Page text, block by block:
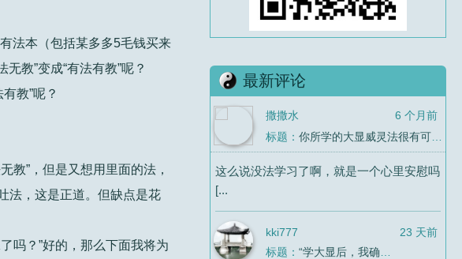
法本（包括某多多5毛钱买来
教”变成“有法有教”呢？
教”呢？
教”，但是又想用里面的法，
法，这是正道。但缺点是花
吗？”好的，那么下面我将为
最新评论
撒撒水
6 个月前
标题： 你所学的大显威灵法很有可能连“法教”都算不上
这么说没法学习了啊，就是一个心里安慰吗
[...
kki777
23 天前
标题： “学大显后，我确定了自己是同性恋”